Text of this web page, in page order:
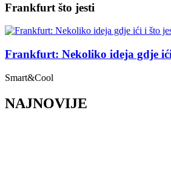
Frankfurt što jesti
Frankfurt: Nekoliko ideja gdje
Smart&Cool
NAJNOVIJE